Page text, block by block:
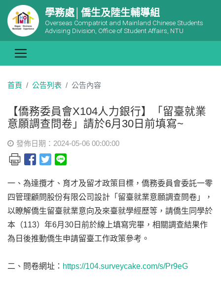
學務處│僑生及陸生輔導組
Overseas Compatriot and Mainland Chinese Students
Advising Division, Office of Student Affairs, NTU
首頁 公告列表 公告內容
【僑務委員會X104人力銀行】「留臺就業
意願調查問卷」請於6月30日前填寫~
發佈日期：2024-05-06 00:00:00
一、為達攬才、育才及留才政策目標，僑務委員會委託一零
四管理顧問股份有限公司設計「留臺就業意願調查問卷」，
以瞭解僑生留臺就業意向及來臺就學經歷等，請僑生同學於
本（113）年6月30日前於線上填寫完畢，相關調查結果作
為日後推動僑生申請留臺工作政策參考。
二、問卷網址： https://104.surveycake.com/s/Pr9eG